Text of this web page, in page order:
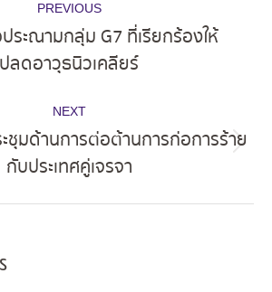
PREVIOUS
Previous
post:
ระณามกลุ่ม G7 ที่เรียกร้องให้
ปลดอาวุธนิวเคลียร์
NEXT
post:
ชุมด้านการต่อต้านการก่อการร้าย
กับประเทศคู่เจรจา